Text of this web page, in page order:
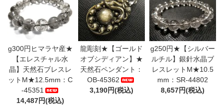
g300円ヒマラヤ産★
【エレスチャル水
晶】天然石ブレスレ
ットM★12.5mm：C
-45351
14,487円(税込)
龍彫刻★【ゴールド
オブシディアン】★
天然石ペンダント：
OB-45362
3,190円(税込)
g250円★【シルバー
ルチル】銀針水晶ブ
レスレットM★10.5
mm：SR-44802
8,657円(税込)